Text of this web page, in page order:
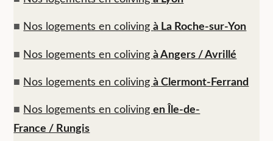
■ Nos logements en colivingà La Roche-sur-Yon
■ Nos logements en colivingà Angers / Avrillé
■ Nos logements en colivingà Clermont-Ferrand
■ Nos logements en colivingen Île-de-
France / Rungis